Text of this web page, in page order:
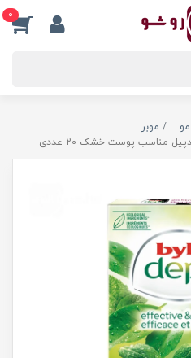
0
موبر
مناسب پوست خشک 20 عددی